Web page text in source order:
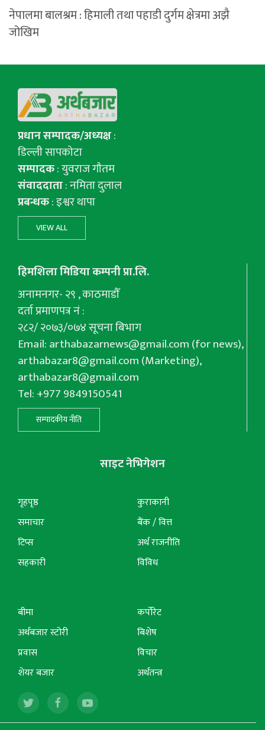
नेपालमा बालश्रम : हिमाली तथा पहाडी दुर्गम क्षेत्रमा अझै
जोखिम
प्रधान सम्पादक/अध्यक्ष:
डिल्ली सापकोटा
सम्पादक: युवराज गाैतम
संवाददाता: नमिता दुलाल
प्रबन्धक: इश्वर थापा
VIEW ALL
हिमशिला मिडिया कम्पनी प्रा.लि.
अनामनगर- २९ , काठमाडौँ
दर्ता प्रमाणपत्र नं :
२८२/ २०७३/०७४ सूचना बिभाग
Email:arthabazarnews@gmail.com(for news),
arthabazar8@gmail.com(Marketing),
arthabazar8@gmail.com
Tel: +977 9849150541
सम्पादकीय नीति
साइट नेभिगेशन
गृहपृष्ठ
समाचार
टिप्स
सहकारी
कुराकानी
बैंक / वित्त
अर्थ राजनीति
विविध
बीमा
अर्थबजार स्टोरी
प्रवास
शेयर बजार
कर्पोरेट
बिशेष
विचार
अर्थतन्त्र